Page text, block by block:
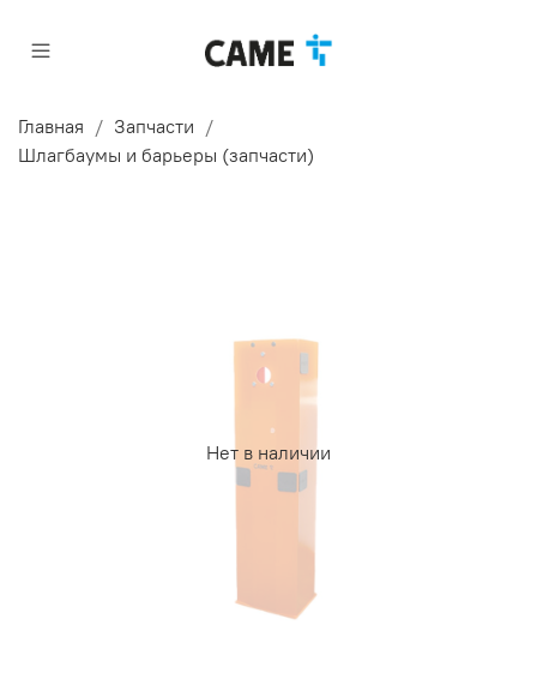
Главная
Запчасти
Шлагбаумы и барьеры (запчасти)
Нет в наличии